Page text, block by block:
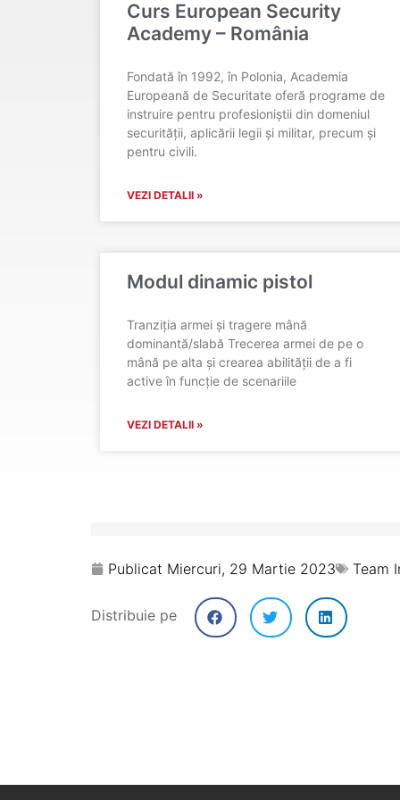
Curs European Security
Academy – România
Fondată în 1992, în Polonia, Academia
Europeană de Securitate oferă programe de
instruire pentru profesioniștii din domeniul
securității, aplicării legii și militar, precum și
pentru civili.
VEZI DETALII »
Modul dinamic pistol
Tranziția armei și tragere mână
dominantă/slabă Trecerea armei de pe o
mână pe alta și crearea abilității de a fi
active în funcție de scenariile
VEZI DETALII »
Publicat Miercuri, 29 Martie 2023 Team
Distribuie pe